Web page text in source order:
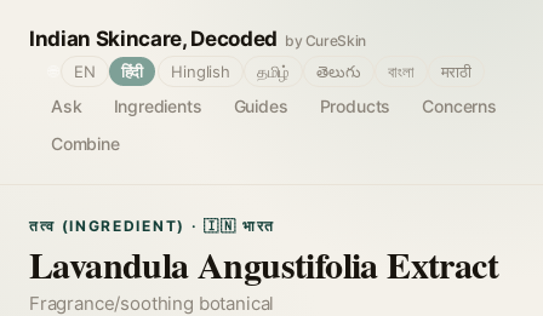
Indian Skincare, Decoded by CureSkin
Ask Ingredients Guides Products
Concerns
Combine
EN हिंदी Hinglish தமிழ் తెలుగు বাংলা मराठी
तत्व (INGREDIENT) · 🇮🇳 भारत
Lavandula Angustifolia Extract
Fragrance/soothing botanical